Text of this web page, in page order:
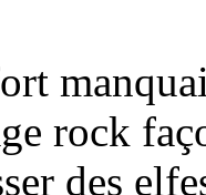
rock
des